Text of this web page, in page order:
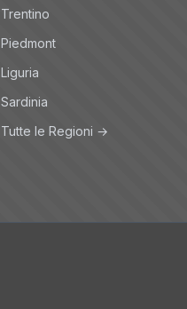
Trentino
Piedmont
Liguria
Sardinia
Tutte le Regioni →